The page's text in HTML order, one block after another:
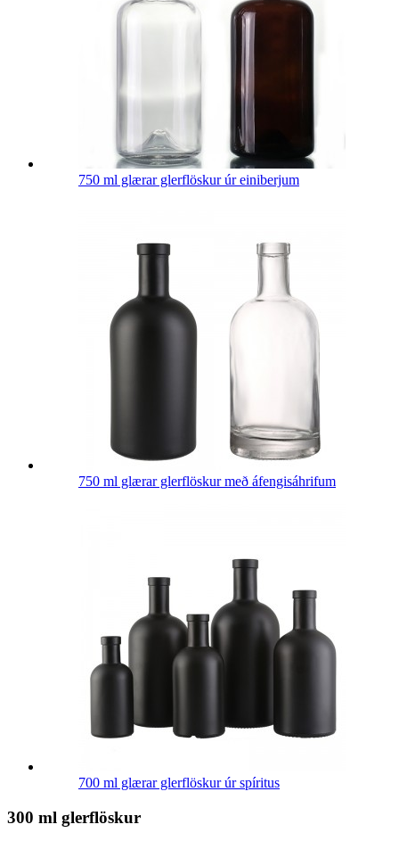
750 ml glærar glerflöskur úr einiberjum
750 ml glærar glerflöskur með áfengisáhrifum
700 ml glærar glerflöskur úr spíritus
300 ml glerflöskur